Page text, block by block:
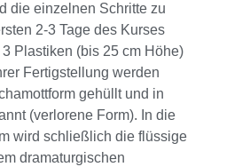
die einzelnen Schritte zu
2-3 Tage des Kurses
Plastiken (bis 25 cm Höhe)
Fertigstellung werden
gehüllt und in
(verlorene Form). In die
wird schließlich die flüssige
dramaturgischen